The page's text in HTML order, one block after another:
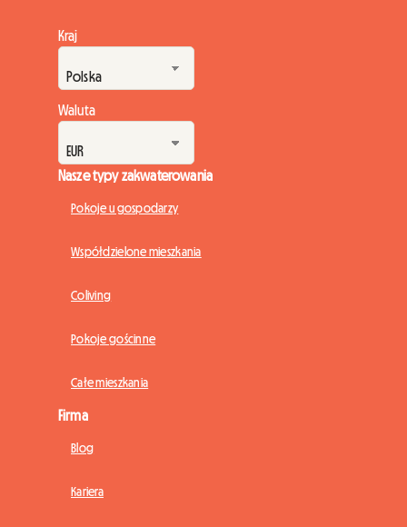
Kraj
Waluta
Nasze typy zakwaterowania
Pokoje u gospodarzy
Współdzielone mieszkania
Coliving
Pokoje gościnne
Całe mieszkania
Firma
Blog
Kariera